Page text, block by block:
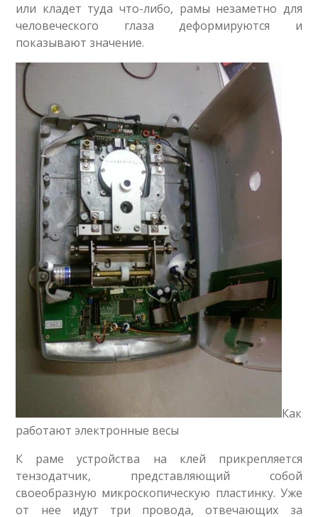
или кладет туда что-либо, рамы незаметно для
человеческого глаза деформируются и
показывают значение.
Как
работают электронные весы
К раме устройства на клей прикрепляется
тензодатчик, представляющий собой
своеобразную микроскопическую пластинку. Уже
от нее идут три провода, отвечающих за